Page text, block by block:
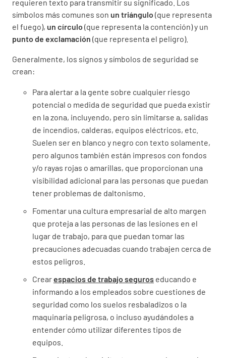
requieren texto para transmitir su significado. Los
símbolos más comunes son un triángulo (que representa
el fuego), un círculo (que representa la contención) y un
punto de exclamación (que representa el peligro).
Generalmente, los signos y símbolos de seguridad se
crean:
Para alertar a la gente sobre cualquier riesgo
potencial o medida de seguridad que pueda existir
en la zona, incluyendo, pero sin limitarse a, salidas
de incendios, calderas, equipos eléctricos, etc.
Suelen ser en blanco y negro con texto solamente,
pero algunos también están impresos con fondos
y/o rayas rojas o amarillas, que proporcionan una
visibilidad adicional para las personas que puedan
tener problemas de daltonismo.
Fomentar una cultura empresarial de alto margen
que proteja a las personas de las lesiones en el
lugar de trabajo, para que puedan tomar las
precauciones adecuadas cuando trabajen cerca de
estos peligros.
Crearespacios de trabajo seguros educando e
informando a los empleados sobre cuestiones de
seguridad como los suelos resbaladizos o la
maquinaria peligrosa, o incluso ayudándoles a
entender cómo utilizar diferentes tipos de
equipos.